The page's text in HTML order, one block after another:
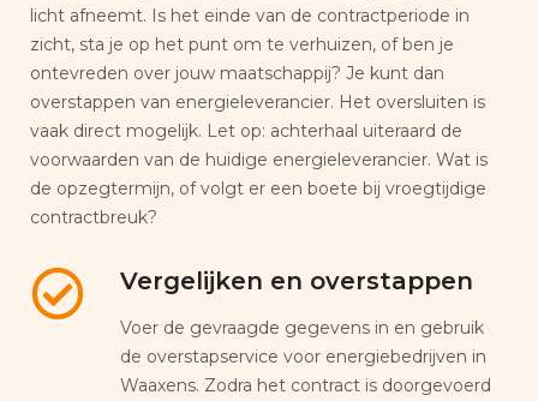
licht afneemt. Is het einde van de contractperiode in
zicht, sta je op het punt om te verhuizen, of ben je
ontevreden over jouw maatschappij? Je kunt dan
overstappen van energieleverancier. Het oversluiten is
vaak direct mogelijk. Let op: achterhaal uiteraard de
voorwaarden van de huidige energieleverancier. Wat is
de opzegtermijn, of volgt er een boete bij vroegtijdige
contractbreuk?
Vergelijken en overstappen
Voer de gevraagde gegevens in en gebruik
de overstapservice voor energiebedrijven in
Waaxens. Zodra het contract is doorgevoerd